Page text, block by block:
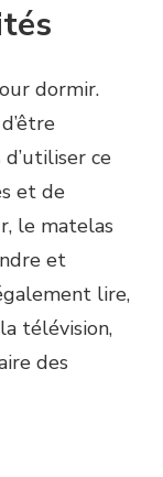
dormir.
ce
et de
le matelas
et
lire,
télévision,
des